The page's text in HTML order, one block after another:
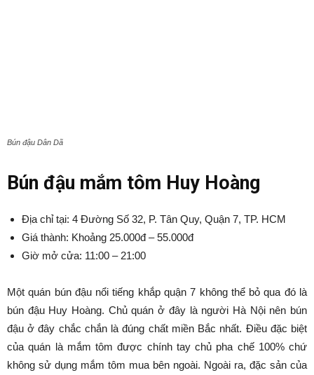
Bún đậu Dân Dã
Bún đậu mắm tôm Huy Hoàng
Địa chỉ tại: 4 Đường Số 32, P. Tân Quy, Quận 7, TP. HCM
Giá thành: Khoảng 25.000đ – 55.000đ
Giờ mở cửa: 11:00 – 21:00
Một quán bún đậu nổi tiếng khắp quận 7 không thể bỏ qua đó là
bún đậu Huy Hoàng. Chủ quán ở đây là người Hà Nội nên bún
đậu ở đây chắc chắn là đúng chất miền Bắc nhất. Điều đặc biệt
của quán là mắm tôm được chính tay chủ pha chế 100% chứ
không sử dụng mắm tôm mua bên ngoài. Ngoài ra, đặc sản của